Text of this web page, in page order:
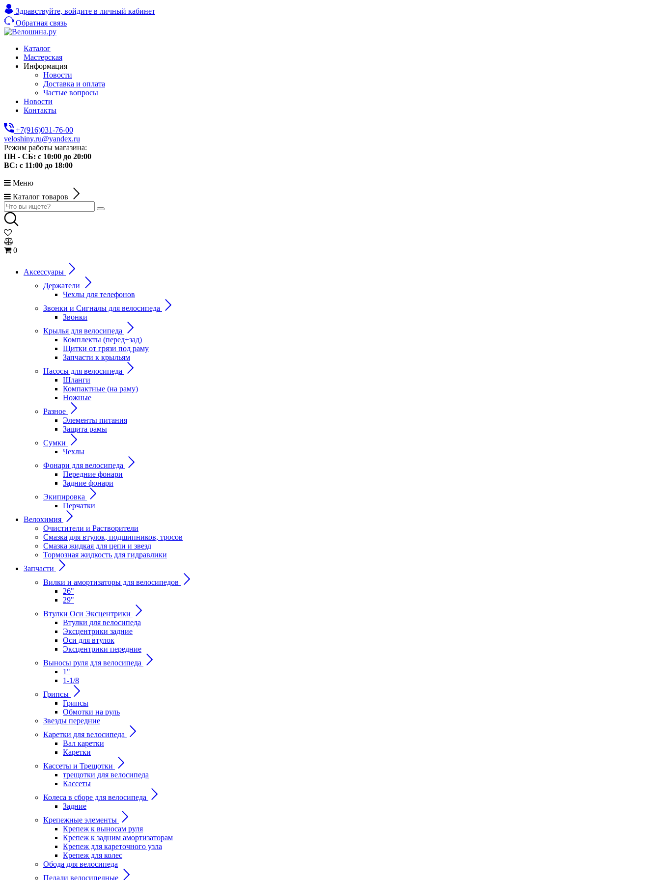
Здравствуйте, войдите в личный кабинет
Обратная связь
Каталог
Мастерская
Информация
Новости
Доставка и оплата
Частые вопросы
Новости
Контакты
+7(916)031-76-00
veloshiny.ru@yandex.ru
Режим работы магазина:
ПН - СБ: с 10:00 до 20:00
ВС: с 11:00 до 18:00
Меню
Каталог товаров
0
Аксессуары
Держатели
Чехлы для телефонов
Звонки и Сигналы для велосипеда
Звонки
Крылья для велосипеда
Комплекты (перед+зад)
Щитки от грязи под раму
Запчасти к крыльям
Насосы для велосипеда
Шланги
Компактные (на раму)
Ножные
Разное
Элементы питания
Защита рамы
Сумки
Чехлы
Фонари для велосипеда
Передние фонари
Задние фонари
Экипировка
Перчатки
Велохимия
Очистители и Растворители
Смазка для втулок, подшипников, тросов
Смазка жидкая для цепи и звезд
Тормозная жидкость для гидравлики
Запчасти
Вилки и амортизаторы для велосипедов
26"
29"
Втулки Оси Эксцентрики
Втулки для велосипеда
Эксцентрики задние
Оси для втулок
Эксцентрики передние
Выносы руля для велосипеда
1"
1-1/8
Грипсы
Грипсы
Обмотки на руль
Звезды передние
Каретки для велосипеда
Вал каретки
Каретки
Кассеты и Трещотки
трещотки для велосипеда
Кассеты
Колеса в сборе для велосипеда
Задние
Крепежные элементы
Крепеж к выносам руля
Крепеж к задним амортизаторам
Крепеж для кареточного узла
Крепеж для колес
Обода для велосипеда
Педали велосипедные